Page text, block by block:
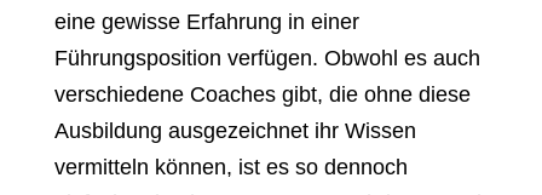
eine gewisse Erfahrung in einer
Führungsposition verfügen. Obwohl es auch
verschiedene Coaches gibt, die ohne diese
Ausbildung ausgezeichnet ihr Wissen
vermitteln können, ist es so dennoch